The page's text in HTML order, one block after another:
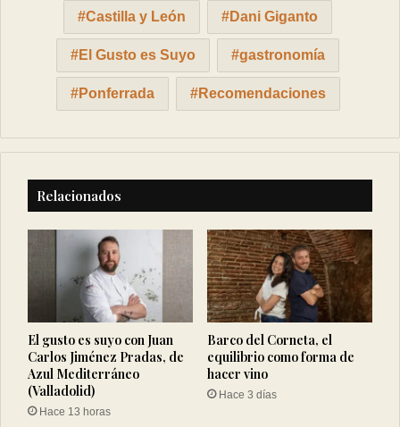
Castilla y León Dani Giganto
El Gusto es Suyo gastronomía
Ponferrada Recomendaciones
Relacionados
El gusto es suyo con Juan
Carlos Jiménez Pradas, de
Azul Mediterráneo
(Valladolid)
Hace 13 horas
Barco del Corneta, el
equilibrio como forma de
hacer vino
Hace 3 días